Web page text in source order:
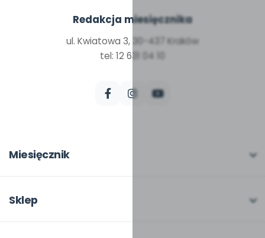
Redakcja miesięcznika
ul. Kwiatowa 3, 30-437 Kraków
tel: 12 631 04 10
Miesięcznik
W numerze
Sklep